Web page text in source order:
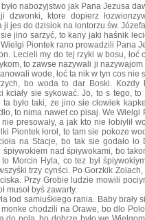
nabozyjstwo jak Pana Jezusa
dzwonki, ktore dopierz
jes do dzisiok na łontorzu św.
jino sarzyć, to kany jaki haśnik
Piontek rano prowadzili Pana
Lecieli my do tej rzyki w bosu, łoć
to zawse nazywali ji
wode, łoć ta nik w tyn cos nie
bo woda to dar Boski. Kozdy
kciały sie sykować. Jo, to s tego,
było taki, ze jino sie cłowiek
to nima nawet co pisaj. We
presowały, a jak kto nie łobiylił
Piontek łoroł, to tam sie pokoze
na Stacje, bo tak sie godało
śpiywokiem nad śpiywokami, bo
Morcin Hyla, co tez był
trzy cynści. Po Gorzkik
Przy Grobie ludzie mowili
musoł byś zawarty.
łod samiuśkiego rania. Baby
chodzili na Orawe, bo dlo